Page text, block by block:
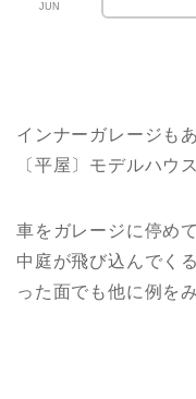
JUN
インナーガレージも
〔平屋〕モデルハウ
車をガレージに停め
中庭が飛び込んでく
った面でも他に例を